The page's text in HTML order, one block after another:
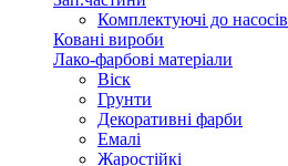
Комплектуючі до насосів
Ковані вироби
Лако-фарбові матеріали
Віск
Грунти
Декоративні фарби
Емалі
Жаростійкі